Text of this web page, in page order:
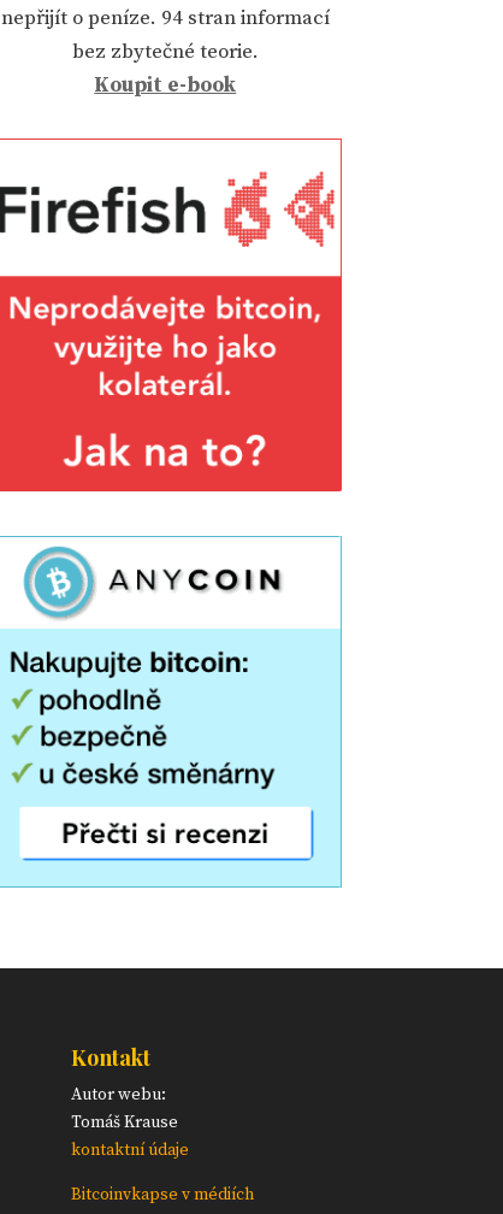
nepřijít o peníze. 94 stran informací
bez zbytečné teorie.
Koupit e-book
Kontakt
Autor webu:
Tomáš Krause
kontaktní údaje
Bitcoinvkapse v médiích